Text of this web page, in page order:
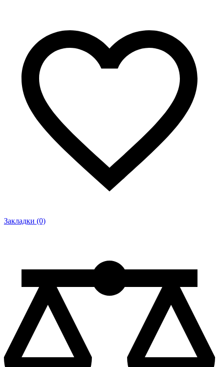
Закладки (0)